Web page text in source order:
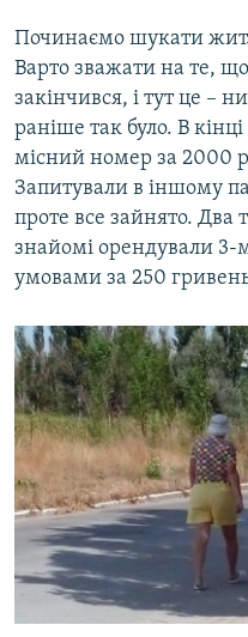
Починаємо шукати
Варто зважати на те,
закінчився, і тут це –
раніше так було. В
місний номер за 2000
Запитували в іншому
проте все зайнято. Два
знайомі орендували
умовами за 250